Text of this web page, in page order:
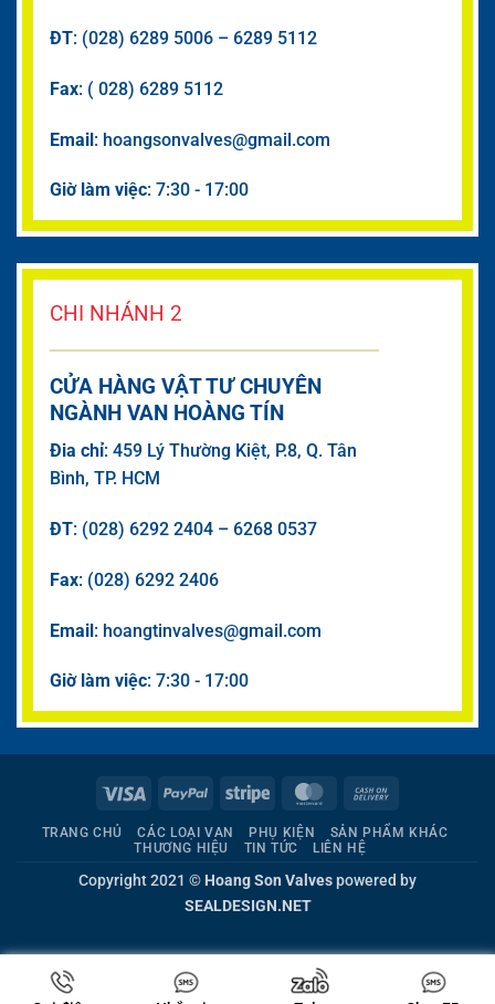
ĐT: (028) 6289 5006 – 6289 5112
Fax: ( 028) 6289 5112
Email: hoangsonvalves@gmail.com
Giờ làm việc: 7:30 - 17:00
CHI NHÁNH 2
CỬA HÀNG VẬT TƯ CHUYÊN
NGÀNH VAN HOÀNG TÍN
Đia chỉ: 459 Lý Thường Kiệt, P.8, Q. Tân
Bình, TP. HCM
ĐT: (028) 6292 2404 – 6268 0537
Fax: (028) 6292 2406
Email: hoangtinvalves@gmail.com
Giờ làm việc: 7:30 - 17:00
Visa PayPal Stripe MasterCard
Delivery
TRANG CHỦ CÁC LOẠI VAN PHỤ KIỆN
SẢN PHẨM KHÁC
THƯƠNG HIỆU
TIN TỨC LIÊN HỆ
Copyright 2021 © Hoang Son Valvespowered by
SEALDESIGN.NET